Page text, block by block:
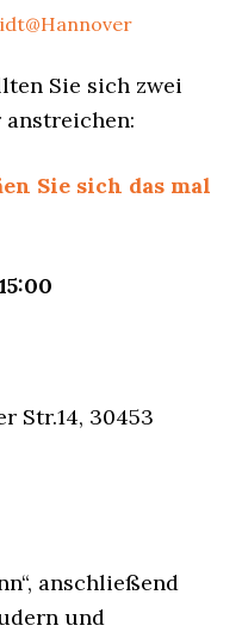
Sie sich zwei
Sie sich das mal
Str.14, 30453
anschließend
und